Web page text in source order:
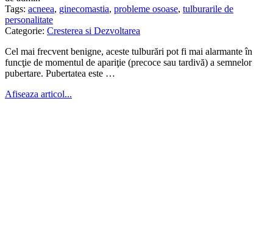
Tags: acneea, ginecomastia, probleme osoase, tulburarile de
personalitate
Categorie: Cresterea si Dezvoltarea
Cel mai frecvent benigne, aceste tulburări pot fi mai alarmante în
funcţie de momentul de apariţie (precoce sau tardivă) a semnelor
pubertare. Pubertatea este …
Afiseaza articol...